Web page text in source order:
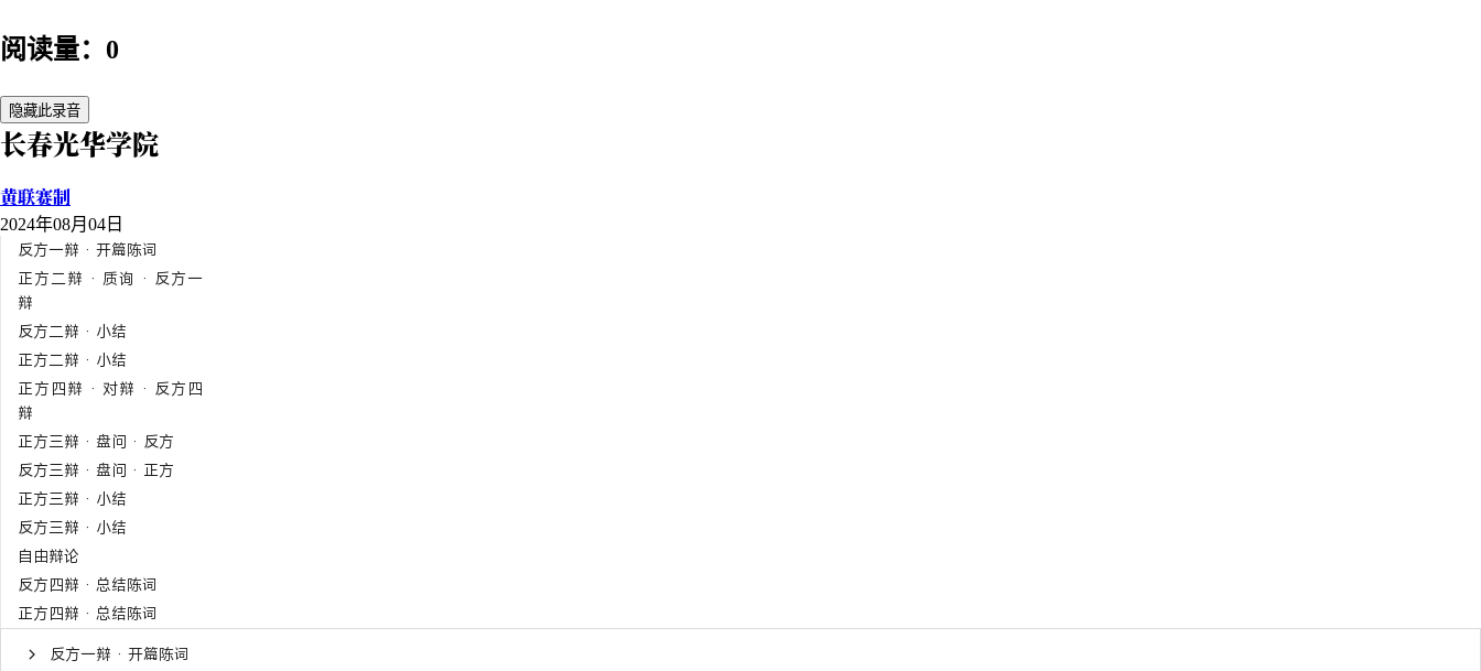
阅读量：0
隐藏此录音
长春光华学院
黄联赛制
2024年08月04日
反方一辩 · 开篇陈词
正方二辩 · 质询 · 反方一
辩
反方二辩 · 小结
正方二辩 · 小结
正方四辩 · 对辩 · 反方四
辩
正方三辩 · 盘问 · 反方
反方三辩 · 盘问 · 正方
正方三辩 · 小结
反方三辩 · 小结
自由辩论
反方四辩 · 总结陈词
正方四辩 · 总结陈词
反方一辩 · 开篇陈词